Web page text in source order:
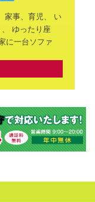
家事、育児、
い
ゆったり座
に一台ソファ